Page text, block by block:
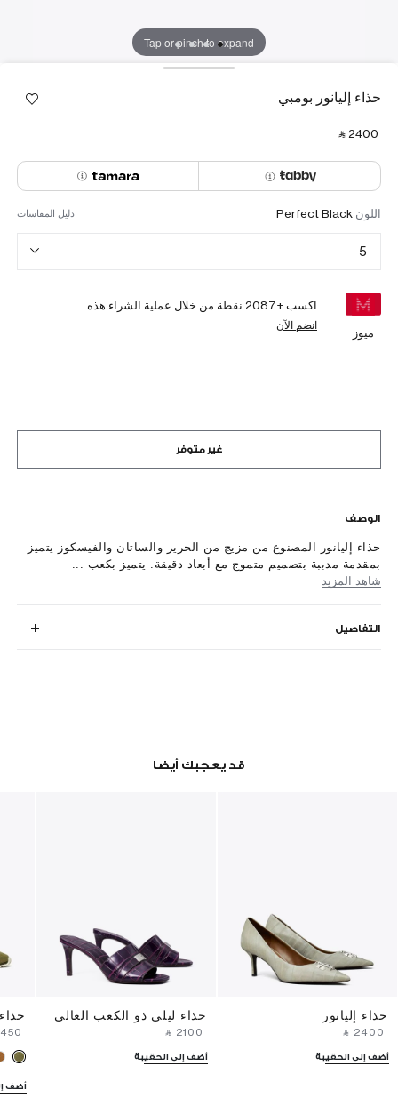
Tap or pinch to expand
حذاء إليانور بومبي
‎ ⃁ ⁦2400⁩ ‎
دليل المقاسات اللون Perfect Black
5
ميوز
اكسب +2087 نقطة من خلال عملية الشراء هذه.
انضم الآن
غير متوفر
الوصف
حذاء إليانور المصنوع من مزيج من الحرير والساتان والفيسكوز يتميز
بمقدمة مدببة بتصميم متموج مع أبعاد دقيقة. يتميز بكعب ...
شاهد المزيد
التفاصيل
قد يعجبك أيضا
حذاء إليانور
‎ ⃁ ⁦2400⁩ ‎
أضف إلى الحقيبة
حذاء ليلي ذو الكعب العالي
‎ ⃁ ⁦2100⁩ ‎
أضف إلى الحقيبة
أضف